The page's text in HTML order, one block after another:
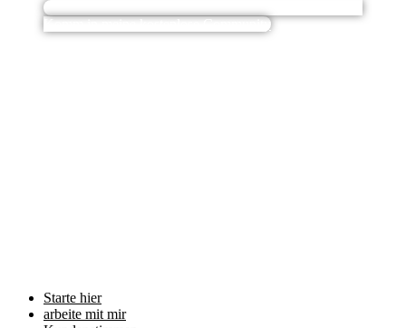
Komm in meine kostenlose Community
Starte hier
arbeite mit mir